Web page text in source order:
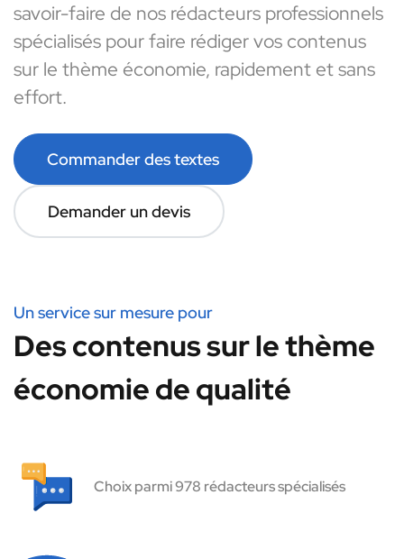
savoir-faire de nos rédacteurs professionnels
spécialisés pour faire rédiger vos contenus
sur le thème économie, rapidement et sans
effort.
Commander des textes
Demander un devis
Un service sur mesure pour
Des contenus sur le thème
économie de qualité
Choix parmi 978 rédacteurs spécialisés